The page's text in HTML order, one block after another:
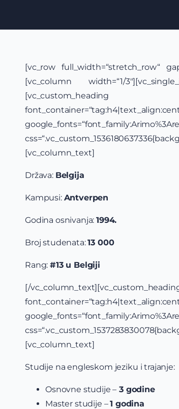
[vc_row full_width=“stretch_row“
[vc_column width=“1/
[vc_column_text]
Država: Belgija
Kampusi: Antverpen
Godina osnivanja:1994.
Broj studenata:13 000
Rang:#13 u Belgiji
[/
[vc_column_text]
Studije na engleskom jeziku i trajanje:
Osnovne studije – 3 godine
Master studije –1 godina